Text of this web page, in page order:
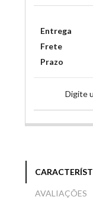
Entrega
Frete
Prazo
Digite
AVALIAÇÕES